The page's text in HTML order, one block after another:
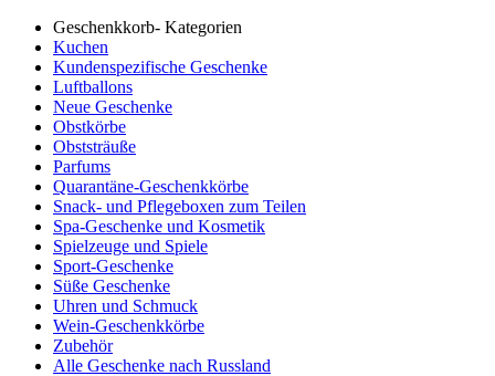
Geschenkkorb- Kategorien
Kuchen
Kundenspezifische Geschenke
Luftballons
Neue Geschenke
Obstkörbe
Obststräuße
Parfums
Quarantäne-Geschenkkörbe
Snack- und Pflegeboxen zum Teilen
Spa-Geschenke und Kosmetik
Spielzeuge und Spiele
Sport-Geschenke
Süße Geschenke
Uhren und Schmuck
Wein-Geschenkkörbe
Zubehör
Alle Geschenke nach Russland